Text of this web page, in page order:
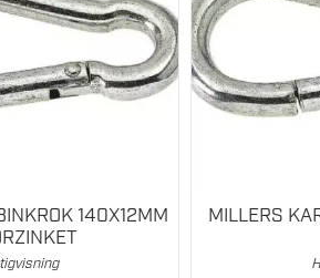
140X12MM
MILLERS